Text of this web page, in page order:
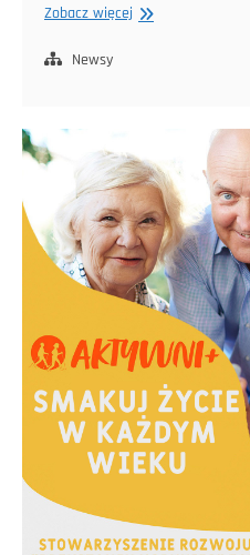
Zobacz więcej III
Wschodnim
Sonos
Solis
zapisy
Newsy